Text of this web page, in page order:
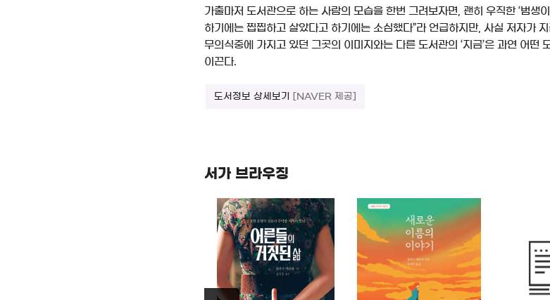
가출마저 도서관으로 하는 사람의 모습을 한번 그려보자면, 괜히 우직한 ‘범생
하기에는 찝찝하고 살았다고 하기에는 소심했다”라 언급하지만, 사실 저자가
무의식중에 가지고 있던 그곳의 이미지와는 다른 도서관의 ‘지금’은 과연 어
이끈다.
도서정보 상세보기 [NAVER 제공]
서가 브라우징